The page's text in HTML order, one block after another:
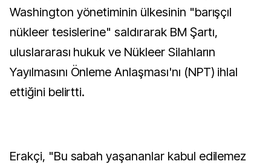
Washington yönetiminin ülkesinin "barışçıl
nükleer tesislerine" saldırarak BM Şartı,
uluslararası hukuk ve Nükleer Silahların
Yayılmasını Önleme Anlaşması'nı (NPT) ihlal
ettiğini belirtti.
Erakçi, "Bu sabah yaşananlar kabul edilemez